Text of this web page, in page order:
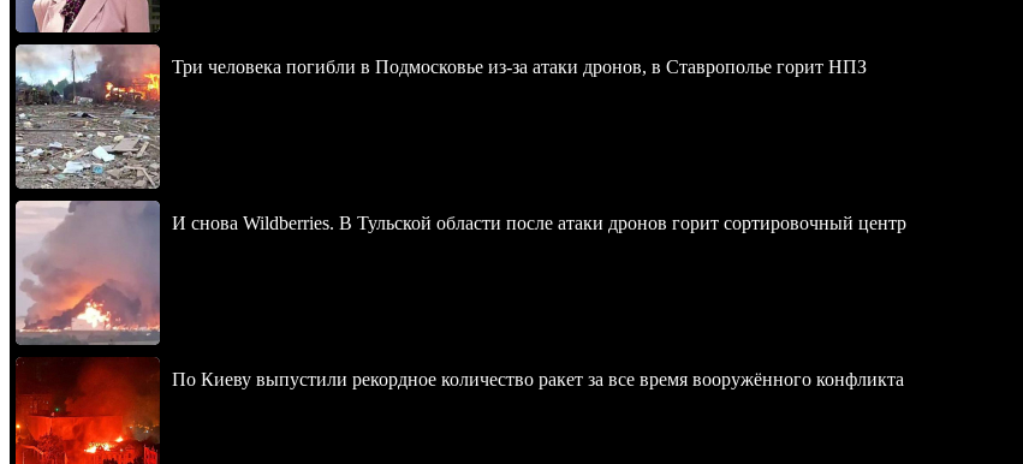
Три человека погибли в Подмосковье из-за атаки дронов, в Ставрополье горит НПЗ
И снова Wildberries. В Тульской области после атаки дронов горит сортировочный центр
По Киеву выпустили рекордное количество ракет за все время вооружённого конфликта